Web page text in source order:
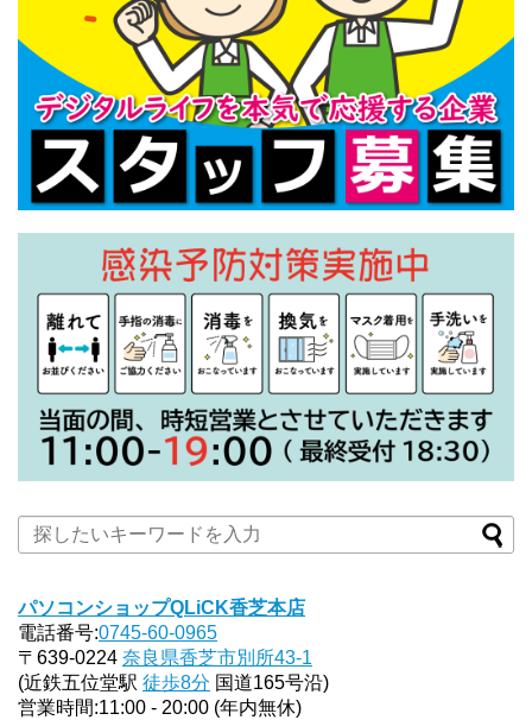
パソコンショップQLiCK香芝本店
電話番号:0745-60-0965
〒639-0224 奈良県香芝市別所43-1
(近鉄五位堂駅 徒歩8分 国道165号沿)
営業時間:11:00 - 20:00 (年内無休)